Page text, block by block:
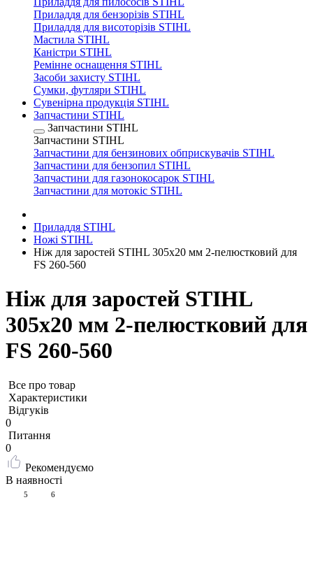
Приладдя для бензорізів STIHL
Приладдя для висоторізів STIHL
Мастила STIHL
Каністри STIHL
Ремінне оснащення STIHL
Засоби захисту STIHL
Сумки, футляри STIHL
Сувенірна продукція STIHL
Запчастини STIHL
Запчастини STIHL
Запчастини STIHL
Запчастини для бензинових обприскувачів STIHL
Запчастини для бензопил STIHL
Запчастини для газонокосарок STIHL
Запчастини для мотокіс STIHL
Приладдя STIHL
Ножі STIHL
Ніж для заростей STIHL 305х20 мм 2-пелюстковий для
FS 260-560
Ніж для заростей STIHL
305х20 мм 2-пелюстковий для
FS 260-560
Все про товар
Характеристики
Відгуків
0
Питання
0
Рекомендуємо
В наявності
5 6